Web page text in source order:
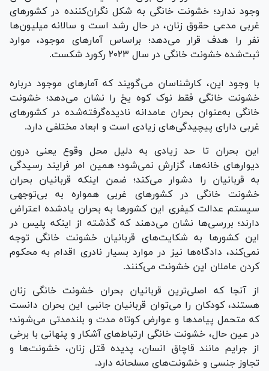
وجود ندارد؛ خشونت خانگی به شکل نگران‌کننده در کشور‌های
غربی مدعی حقوق زنان، در حال رشد است و سالانه میلیون‌ها
نفر را هدف قرار می‌دهد؛ براساس آمار‌های موجود، موارد
ثبت‌شده خشونت خانگی در سال ۲۰۲۳ رکورد شکست.
با وجود این، کارشناسان می‌گویند که آمار‌های موجود درباره
خشونت خانگی فقط نوک کوه یخ را نشان می‌دهد؛ خشونت
خانگی به‌عنوان بحران عامدانه نادیده‌گرفته‌شده در کشور‌های
غربی دارای پیچیدگی‌های زیادی است و ابعاد مختلفی دارد.
این بحران تا حد زیادی به دلیل محل وقوع یعنی درون
دیوار‌های خانه‌ها، گزارش نمی‌شود؛ همین امر فرایند رسیدگی
به قربانیان را دشوار می‌کند؛ ضمن اینکه قربانیان بحران
خشونت خانگی در کشور‌های غربی همواره به بی‌توجهی
سیستم عدالت کیفری این کشور‌ها به بحران یادشده اعتراض
دارند؛ بررسی‌ها نشان می‌دهند که گذشته از اینکه پلیس در
این کشور‌ها به شکایت‌های قربانیان خشونت خانگی توجه
نمی‌کند، دادگاه‌ها نیز در موارد بسیار نادری اقدام به محکوم
کردن عاملان این خشونت می‌کنند.
از آنجا که اصلی‌ترین قربانیان بحران خشونت خانگی زنان
هستند، کودکان را می‌توان قربانیان جانبی این بحران دانست
که متحمل پیامد‌ها و عوارض کوتاه مدت و بلندمدتی می‌شوند؛
در عین حال، خشونت خانگی ارتباط‌های آشکار و پنهانی با برخی
از جرایم مانند قاچاق انسان، پدیده قتل زنان، خشونت‌ها و
تجاوز جنسی و خشونت‌های مسلحانه دارد.